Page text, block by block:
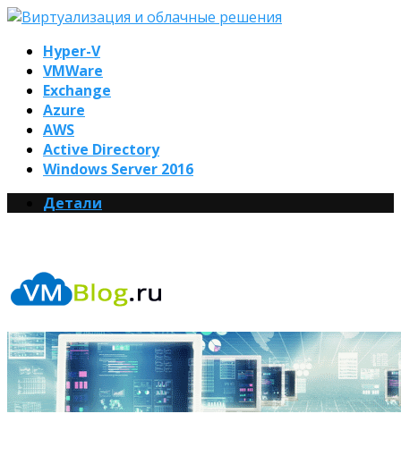
Hyper-V
VMWare
Exchange
Azure
AWS
Active Directory
Windows Server 2016
Детали